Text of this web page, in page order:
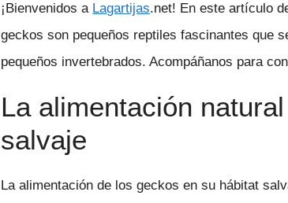
¡Bienvenidos a Lagartijas.net! En este artículo
geckos son pequeños reptiles fascinantes que
pequeños invertebrados. Acompáñanos para
La alimentación
salvaje
La alimentación de los geckos en su hábitat